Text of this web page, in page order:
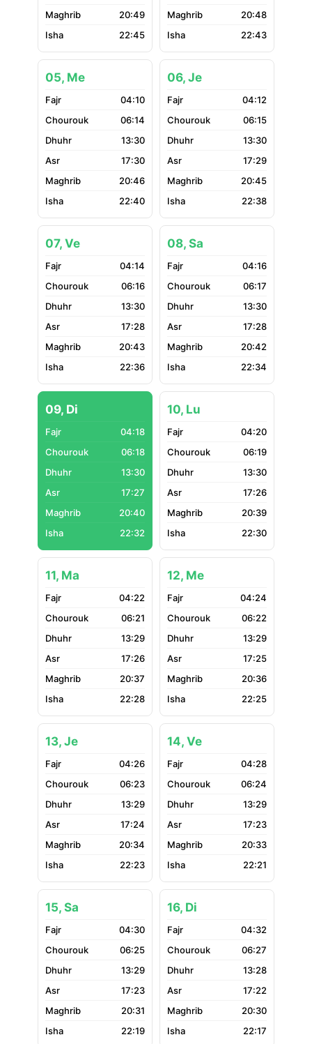
20:49
22:45
20:48
22:43
05, Me
04:10
06:14
13:30
17:30
20:46
22:40
06, Je
04:12
06:15
13:30
17:29
20:45
22:38
07, Ve
04:14
06:16
13:30
17:28
20:43
22:36
08, Sa
04:16
06:17
13:30
17:28
20:42
22:34
09, Di
04:18
06:18
13:30
17:27
20:40
22:32
10, Lu
04:20
06:19
13:30
17:26
20:39
22:30
11, Ma
04:22
06:21
13:29
17:26
20:37
22:28
12, Me
04:24
06:22
13:29
17:25
20:36
22:25
13, Je
04:26
06:23
13:29
17:24
20:34
22:23
14, Ve
04:28
06:24
13:29
17:23
20:33
22:21
15, Sa
04:30
06:25
13:29
17:23
20:31
22:19
16, Di
04:32
06:27
13:28
17:22
20:30
22:17